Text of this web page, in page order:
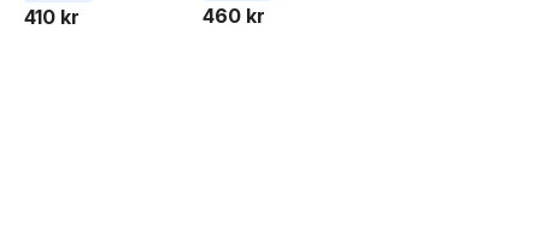
410 kr 460 kr